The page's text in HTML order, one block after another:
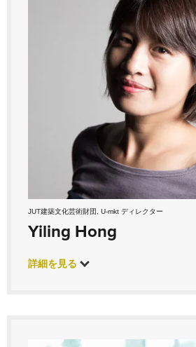
JUT建築文化芸術財団, U-mkt ディレクター
Yiling Hong
詳細を見る